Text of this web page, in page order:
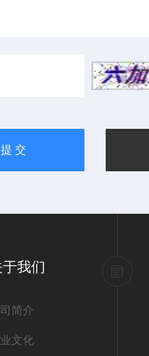
于我们
简介
文化